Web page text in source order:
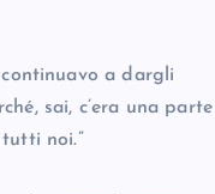
a dargli
sai, c’era una parte
noi.”